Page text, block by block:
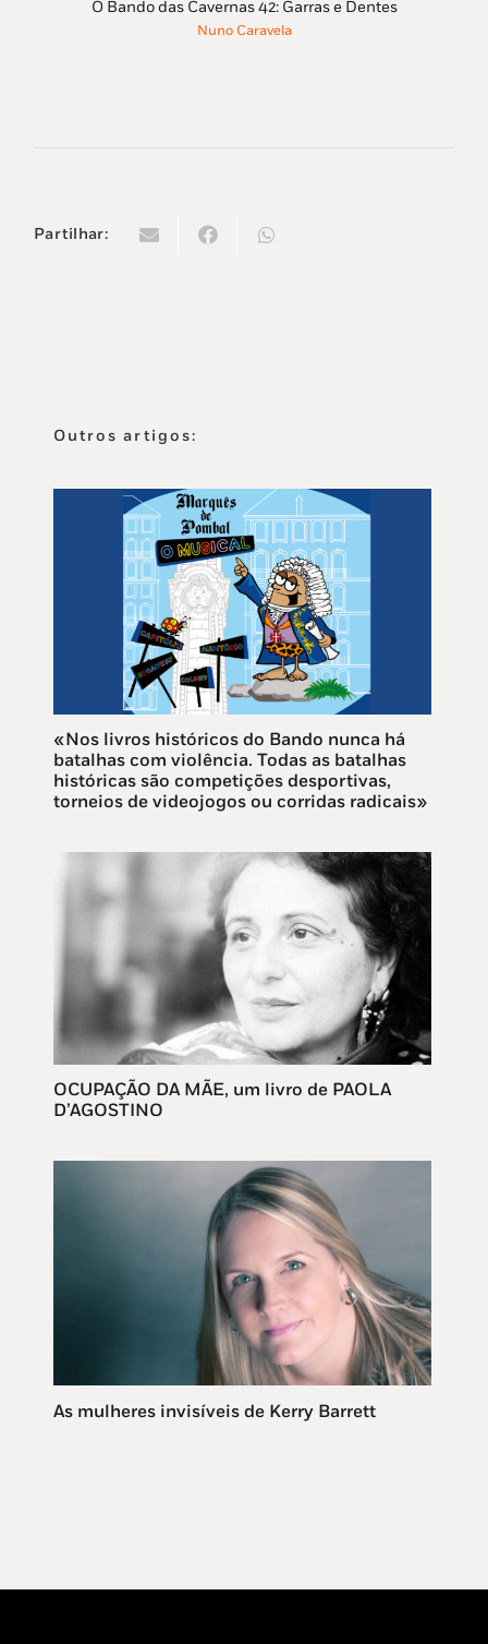
preço
original
preço
O Bando das Cavernas 42: Garras e Dentes
Nuno Caravela
Partilhar:
Outros artigos:
«Nos livros históricos do Bando nunca há
batalhas com violência. Todas as batalhas
históricas são competições desportivas,
torneios de videojogos ou corridas radicais»
OCUPAÇÃO DA MÃE, um livro de PAOLA
D’AGOSTINO
As mulheres invisíveis de Kerry Barrett